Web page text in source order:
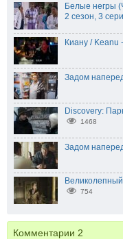
Белые негры
2 сезон, 3
Киану / Keanu
Задом
Discovery:
1468
Задом
Великолепный
754
Комментарии 2